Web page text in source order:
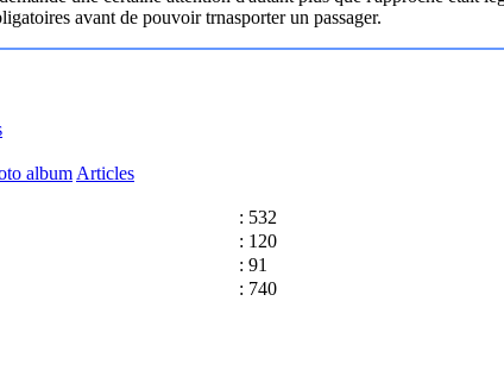
avant de pouvoir trnasporter un passager.
album Articles
: 532
: 120
: 91
: 740